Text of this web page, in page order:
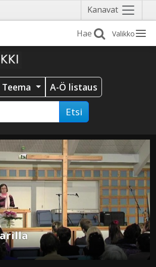
Kanavat Näytä
valikko
Valikko
Teema A-Ö listaus
Etsi